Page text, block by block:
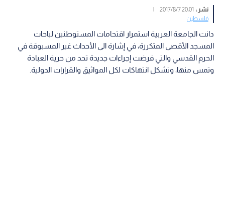
نشر : 20:01 2017/8/7
|
فلسطين
دانت الجامعة العربية استمرار اقتحامات المستوطنين لباحات
المسجد الأقصى المتكررة، في إشارة الى الأحداث غير المسبوقة في
الحرم القدسي والتي فرضت إجراءات جديدة تحد من حرية العبادة
وتمس منها، وتشكل انتهاكات لكل المواثيق والقرارات الدولية.